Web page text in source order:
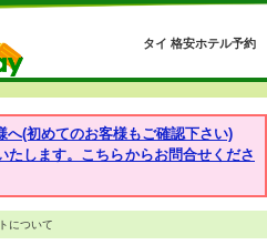
タイ 格安ホテル予約
(初めてのお客様もご確認下さい)
します。こちらからお問合せくださ
について